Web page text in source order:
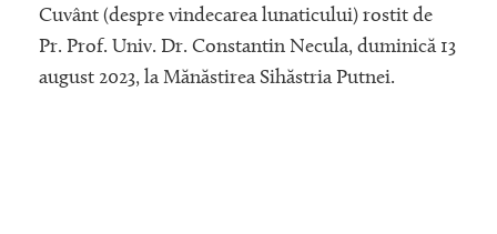
Cuvânt (despre vindecarea lunaticului) rostit de
Pr. Prof. Univ. Dr. Constantin Necula, duminică 13
august 2023, la Mănăstirea Sihăstria Putnei.